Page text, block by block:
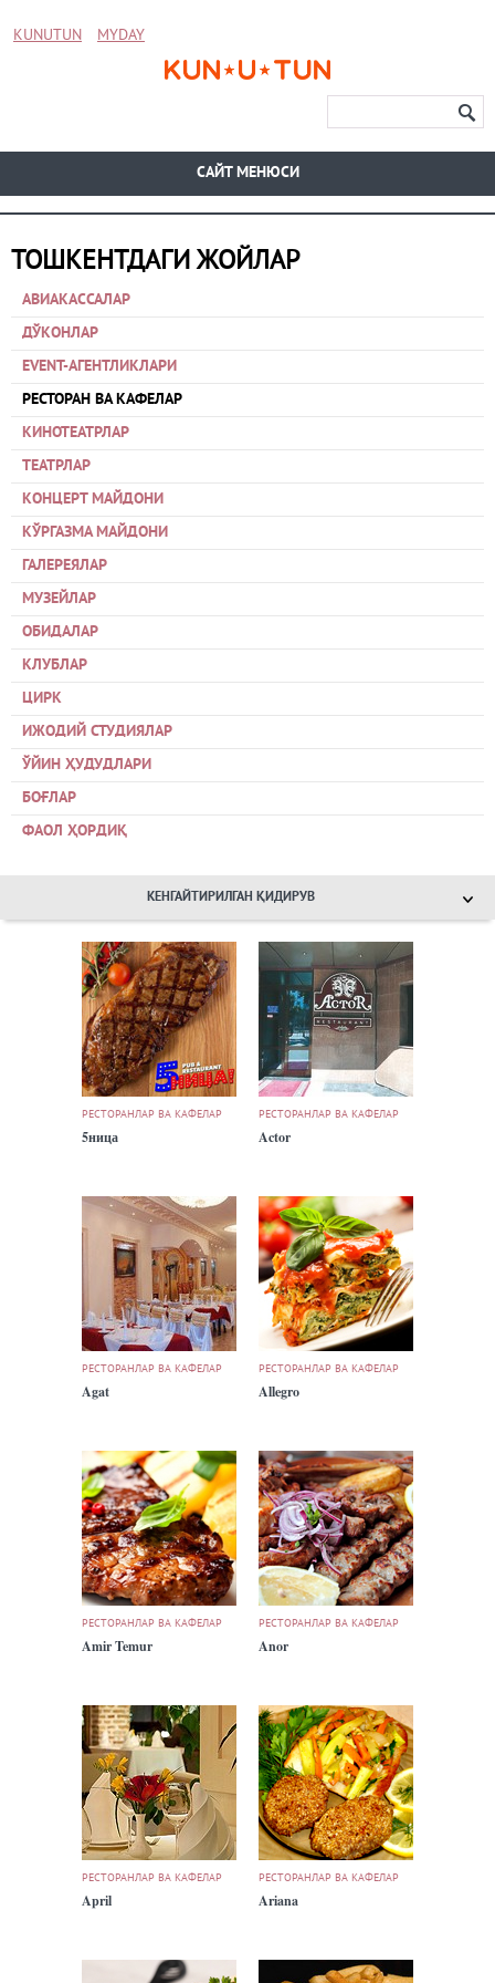
KUNUTUN MYDAY
CАЙТ МЕНЮСИ
ТОШКЕНТДАГИ ЖОЙЛАР
АВИАКАССАЛАР
ДЎКОНЛАР
EVENT-АГЕНТЛИКЛАРИ
РЕСТОРАН ВА КАФЕЛАР
КИНОТЕАТРЛАР
ТЕАТРЛАР
КОНЦЕРТ МАЙДОНИ
КЎРГАЗМА МАЙДОНИ
ГАЛЕРЕЯЛАР
МУЗЕЙЛАР
ОБИДАЛАР
КЛУБЛАР
ЦИРК
ИЖОДИЙ СТУДИЯЛАР
ЎЙИН ҲУДУДЛАРИ
БОҒЛАР
ФАОЛ ҲОРДИҚ
КЕНГАЙТИРИЛГАН ҚИДИРУВ
РЕСТОРАНЛАР ВА КАФЕЛАР
5ница
РЕСТОРАНЛАР ВА КАФЕЛАР
Actor
РЕСТОРАНЛАР ВА КАФЕЛАР
Agat
РЕСТОРАНЛАР ВА КАФЕЛАР
Allegro
РЕСТОРАНЛАР ВА КАФЕЛАР
Amir Temur
РЕСТОРАНЛАР ВА КАФЕЛАР
Anor
РЕСТОРАНЛАР ВА КАФЕЛАР
April
РЕСТОРАНЛАР ВА КАФЕЛАР
Ariana